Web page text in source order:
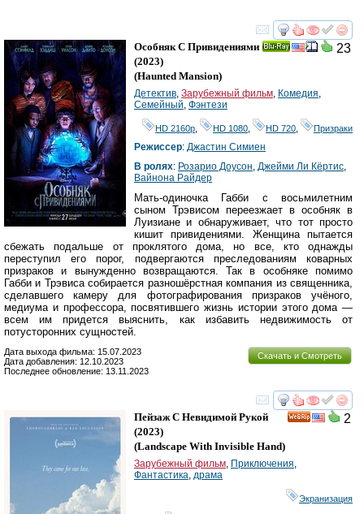
смотреть
23
Особняк С Привидениями
(2023)
(Haunted Mansion)
Детектив Зарубежный фильм Комедия
Семейный Фэнтези
HD 2160р HD 1080 HD 720 Призраки
Режиссер: Джастин Симиен
В ролях: Розарио Доусон Джейми Ли Кёртис
Вайнона Райдер
Мать-одиночка Габби с восьмилетним
сыном Трэвисом переезжает в особняк в
Луизиане и обнаруживает, что тот просто
кишит привидениями. Женщина пытается
сбежать подальше от проклятого дома, но все, кто однажды
переступил его порог, подвергаются преследованиям коварных
призраков и вынужденно возвращаются. Так в особняке помимо
Габби и Трэвиса собирается разношёрстная компания из священника,
сделавшего камеру для фотографирования призраков учёного,
медиума и профессора, посвятившего жизнь истории этого дома —
всем им придется выяснить, как избавить недвижимость от
потусторонних сущностей.
Скачать и Смотреть
Дата выхода фильма: 15.07.2023
Дата добавления: 12.10.2023
Последнее обновление: 13.11.2023
смотреть
2
Пейзаж С Невидимой Рукой
(2023)
(Landscape With Invisible Hand)
Зарубежный фильм Приключения
Фантастика драма
Экранизация